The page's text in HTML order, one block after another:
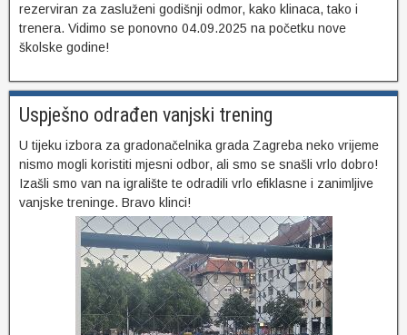
rezerviran za zasluženi godišnji odmor, kako klinaca, tako i
trenera. Vidimo se ponovno 04.09.2025 na početku nove
školske godine!
Uspješno odrađen vanjski trening
U tijeku izbora za gradonačelnika grada Zagreba neko vrijeme
nismo mogli koristiti mjesni odbor, ali smo se snašli vrlo dobro!
Izašli smo van na igralište te odradili vrlo efiklasne i zanimljive
vanjske treninge. Bravo klinci!